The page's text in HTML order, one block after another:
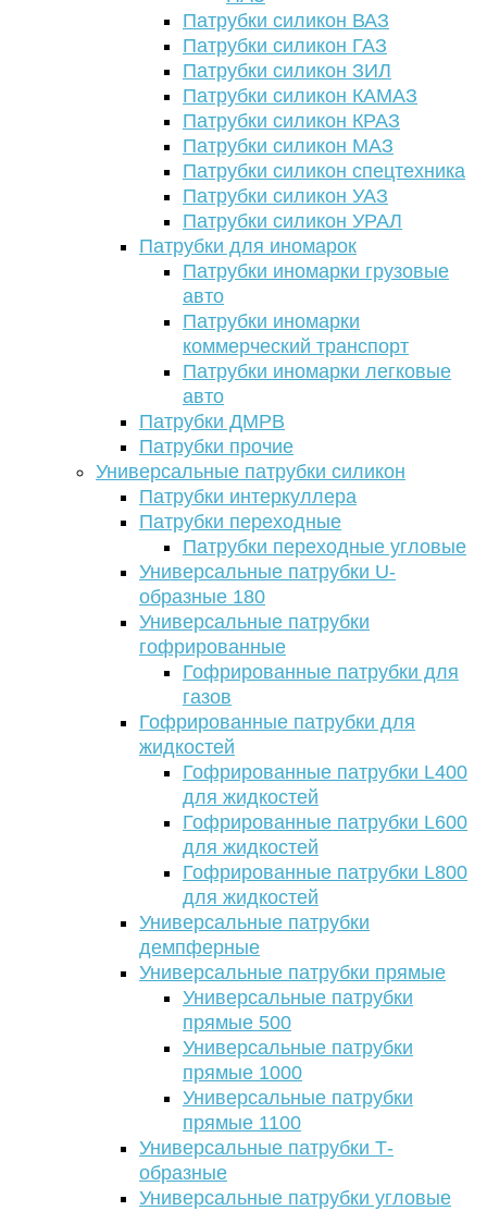
Патрубки силикон ВАЗ
Патрубки силикон ГАЗ
Патрубки силикон ЗИЛ
Патрубки силикон КАМАЗ
Патрубки силикон КРАЗ
Патрубки силикон МАЗ
Патрубки силикон спецтехника
Патрубки силикон УАЗ
Патрубки силикон УРАЛ
Патрубки для иномарок
Патрубки иномарки грузовые
авто
Патрубки иномарки
коммерческий транспорт
Патрубки иномарки легковые
авто
Патрубки ДМРВ
Патрубки прочие
Универсальные патрубки силикон
Патрубки интеркуллера
Патрубки переходные
Патрубки переходные угловые
Универсальные патрубки U-
образные 180
Универсальные патрубки
гофрированные
Гофрированные патрубки для
газов
Гофрированные патрубки для
жидкостей
Гофрированные патрубки L400
для жидкостей
Гофрированные патрубки L600
для жидкостей
Гофрированные патрубки L800
для жидкостей
Универсальные патрубки
демпферные
Универсальные патрубки прямые
Универсальные патрубки
прямые 500
Универсальные патрубки
прямые 1000
Универсальные патрубки
прямые 1100
Универсальные патрубки Т-
образные
Универсальные патрубки угловые